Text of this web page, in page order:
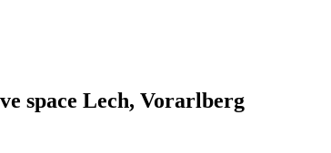
space Lech, Vorarlberg